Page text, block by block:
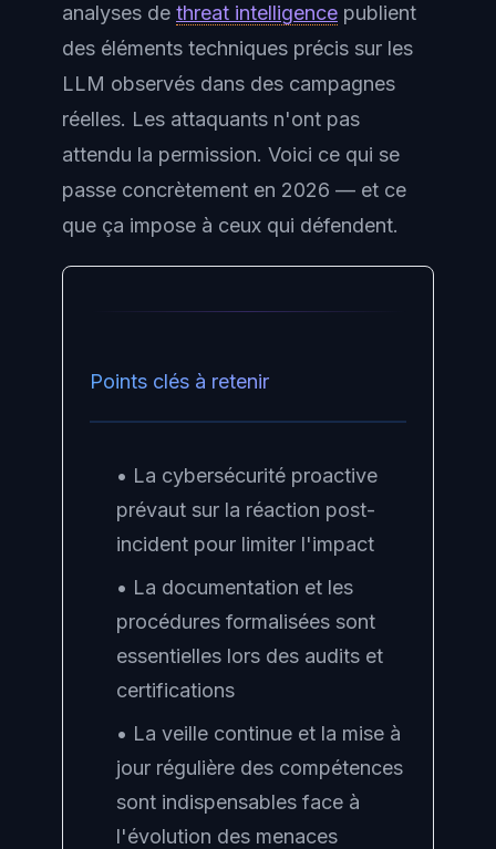
analyses de threat intelligence publient
des éléments techniques précis sur les
LLM observés dans des campagnes
réelles. Les attaquants n'ont pas
attendu la permission. Voici ce qui se
passe concrètement en 2026 — et ce
que ça impose à ceux qui défendent.
Points clés à retenir
• La cybersécurité proactive
prévaut sur la réaction post-
incident pour limiter l'impact
• La documentation et les
procédures formalisées sont
essentielles lors des audits et
certifications
• La veille continue et la mise à
jour régulière des compétences
sont indispensables face à
l'évolution des menaces